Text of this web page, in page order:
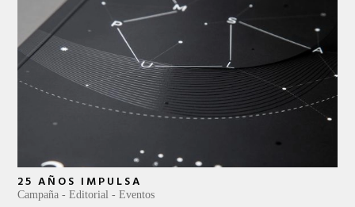
25 AÑOS IMPULSA
Campaña Editorial Eventos